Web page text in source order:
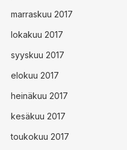
marraskuu 2017
lokakuu 2017
syyskuu 2017
elokuu 2017
heinäkuu 2017
kesäkuu 2017
toukokuu 2017